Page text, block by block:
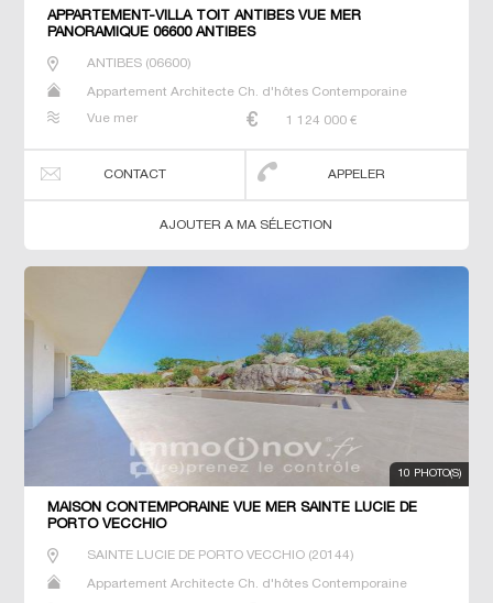
APPARTEMENT-VILLA TOIT ANTIBES VUE MER
PANORAMIQUE 06600 ANTIBES
ANTIBES(06600)
Appartement Architecte Ch. d'hôtes Contemporaine
Prestige Propriété T4 T7 Terrain Villa
Vue mer 1 124 000 €
CONTACT APPELER
AJOUTER A MA SÉLECTION
10 PHOTO(S)
MAISON CONTEMPORAINE VUE MER SAINTE LUCIE DE
PORTO VECCHIO
SAINTE LUCIE DE PORTO VECCHIO(20144)
Appartement Architecte Ch. d'hôtes Contemporaine